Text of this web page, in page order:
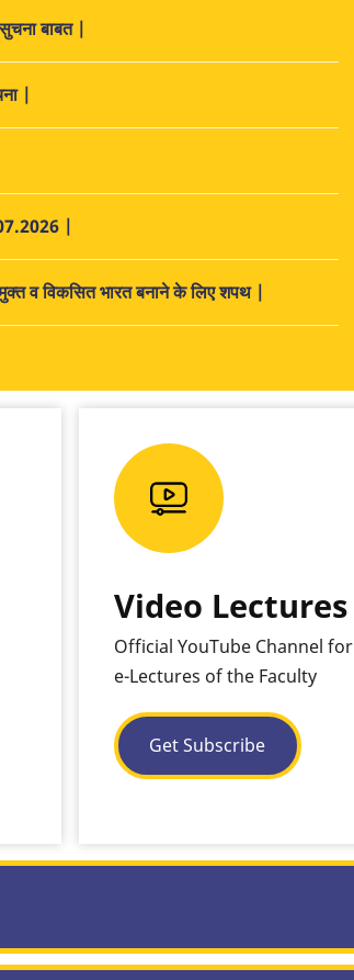
बाबत |
|
|
व विकसित भारत बनाने के लिए शपथ |
Video Lectures
Official YouTube Channel for
e-Lectures of the Faculty
Get Subscribe